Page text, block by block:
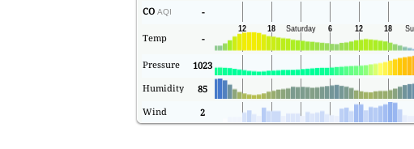
CO AQI -
Temp -
Pressure 1023
Humidity
85
Wind
2